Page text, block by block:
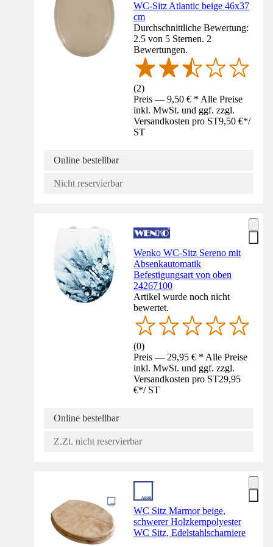
WC-Sitz Atlantic beige 46x37
cm
Durchschnittliche Bewertung:
2.5 von 5 Sternen. 2
Bewertungen.
(2)
Preis — 9,50 € * Alle Preise
inkl. MwSt. und ggf. zzgl.
Versandkosten pro ST9,50 €*/
ST
Online bestellbar
Nicht reservierbar
Wenko WC-Sitz Sereno mit
Absenkautomatik
Befestigungsart von oben
24267100
Artikel wurde noch nicht
bewertet.
(0)
Preis — 29,95 € * Alle Preise
inkl. MwSt. und ggf. zzgl.
Versandkosten pro ST29,95
€*/ ST
Online bestellbar
Z.Zt. nicht reservierbar
WC Sitz Marmor beige,
schwerer Holzkernpolyester
WC Sitz, Edelstahlscharniere